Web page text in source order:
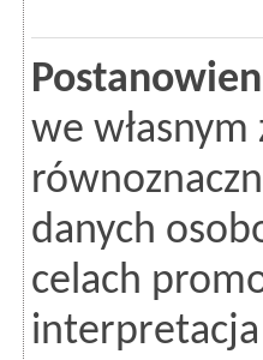
we
danych
celach